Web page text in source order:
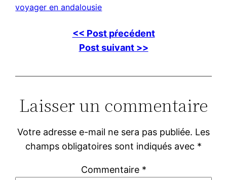
voyager en andalousie
<< Post pŕecédent
Post suivant >>
Laisser un commentaire
Votre adresse e-mail ne sera pas publiée. Les
champs obligatoires sont indiqués avec *
Commentaire *